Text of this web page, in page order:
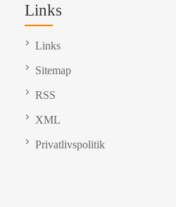
Links
Links
Sitemap
RSS
XML
Privatlivspolitik